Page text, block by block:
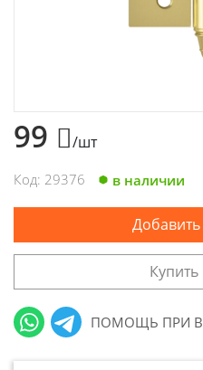
99 /шт
Код: 29376 в наличии
Купить
ПОМОЩЬ ПРИ